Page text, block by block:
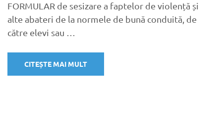
FORMULAR de sesizare a faptelor de violență și
alte abateri de la normele de bună conduită, de
către elevi sau …
CITEȘTE MAI MULT